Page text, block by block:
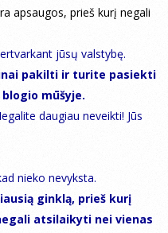
apsaugos, prieš kurį negali
jūsų valstybę.
pakilti ir turite pasiekti
mūšyje.
daugiau neveikti! Jūs
nieko nevyksta.
ginklą, prieš kurį
atsilaikyti nei vienas